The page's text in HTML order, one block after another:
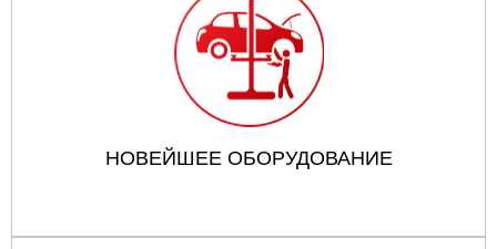
НОВЕЙШЕЕ ОБОРУДОВАНИЕ